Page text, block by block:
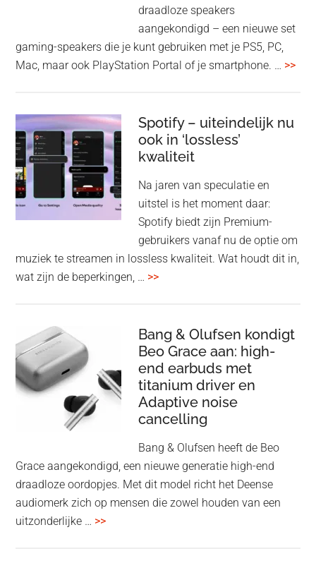
draadloze speakers
aangekondigd – een nieuwe set
gaming-speakers die je kunt gebruiken met je PS5, PC,
Mac, maar ook PlayStation Portal of je smartphone. … >>
Spotify – uiteindelijk nu
ook in ‘lossless’
kwaliteit
Na jaren van speculatie en
uitstel is het moment daar:
Spotify biedt zijn Premium-
gebruikers vanaf nu de optie om
muziek te streamen in lossless kwaliteit. Wat houdt dit in,
wat zijn de beperkingen, … >>overSpotify
nu
ook
in
‘lossless’
kwaliteit
Bang & Olufsen kondigt
Beo Grace aan: high-
end earbuds met
titanium driver en
Adaptive noise
cancelling
Bang & Olufsen heeft de Beo
Grace aangekondigd, een nieuwe generatie high-end
draadloze oordopjes. Met dit model richt het Deense
audiomerk zich op mensen die zowel houden van een
uitzonderlijke … >>overBang